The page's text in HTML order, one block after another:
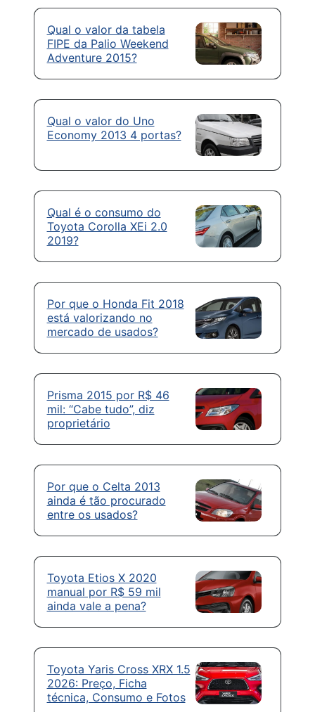
Qual o valor da tabela
FIPE da Palio Weekend
Adventure 2015?
Qual o valor do Uno
Economy 2013 4 portas?
Qual é o consumo do
Toyota Corolla XEi 2.0
2019?
Por que o Honda Fit 2018
está valorizando no
mercado de usados?
Prisma 2015 por R$ 46
mil: “Cabe tudo”, diz
proprietário
Por que o Celta 2013
ainda é tão procurado
entre os usados?
Toyota Etios X 2020
manual por R$ 59 mil
ainda vale a pena?
Toyota Yaris Cross XRX 1.5
2026: Preço, Ficha
técnica, Consumo e Fotos